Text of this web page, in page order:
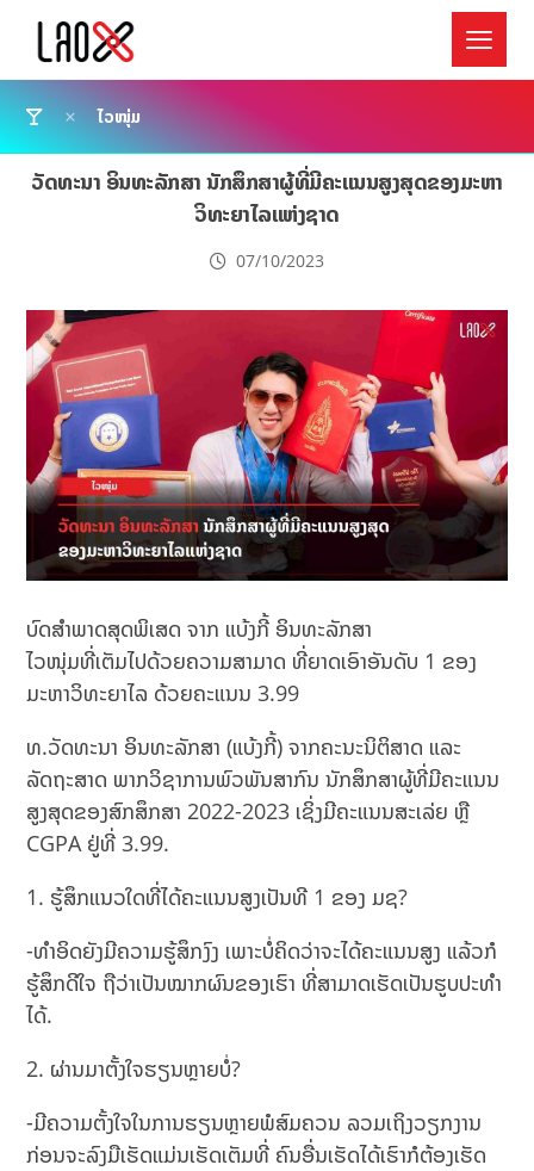
ໄວໜຸ່ມ
ວັດທະນາ ອິນທະລັກສາ ນັກສຶກສາຜູ້ທີ່ມີຄະແນນສູງສຸດຂອງມະຫາ
ວິທະຍາໄລແຫ່ງຊາດ
07/10/2023
ບົດສຳພາດສຸດພິເສດ ຈາກ ແບ້ງກີ້ ອິນທະລັກສາ
ໄວໜຸ່ມທີ່ເຕັມໄປດ້ວຍຄວາມສາມາດ ທີ່ຍາດເອົາອັນດັບ 1 ຂອງ
ມະຫາວິທະຍາໄລ ດ້ວຍຄະແນນ 3.99
ທ.ວັດທະນາ ອິນທະລັກສາ (ແບ້ງກີ້) ຈາກຄະນະນິຕິສາດ ແລະ
ລັດຖະສາດ ພາກວິຊາການພົວພັນສາກົນ ນັກສຶກສາຜູ້ທີ່ມີຄະແນນ
ສູງສຸດຂອງສົກສຶກສາ 2022-2023 ເຊິ່ງມີຄະແນນສະເລ່ຍ ຫຼື
CGPA ຢູ່ທີ່ 3.99.
1. ຮູ້ສຶກແນວໃດທີ່ໄດ້ຄະແນນສູງເປັນທີ 1 ຂອງ ມຊ?
-ທຳອິດຍັງມີຄວາມຮູ້ສຶກງົງ ເພາະບໍ່ຄິດວ່າຈະໄດ້ຄະແນນສູງ ແລ້ວກໍ
ຮູ້ສຶກດີໃຈ ຖືວ່າເປັນໝາກຜົນຂອງເຮົາ ທີ່ສາມາດເຮັດເປັນຮູບປະທຳ
ໄດ້.
2. ຜ່ານມາຕັ້ງໃຈຮຽນຫຼາຍບໍ່?
-ມີຄວາມຕັ້ງໃຈໃນການຮຽນຫຼາຍພໍສົມຄວນ ລວມເຖິງວຽກງານ
ກ່ອນຈະລົງມືເຮັດແມ່ນເຮັດເຕັມທີ່ ຄົນອື່ນເຮັດໄດ້ເຮົາກໍຕ້ອງເຮັດ